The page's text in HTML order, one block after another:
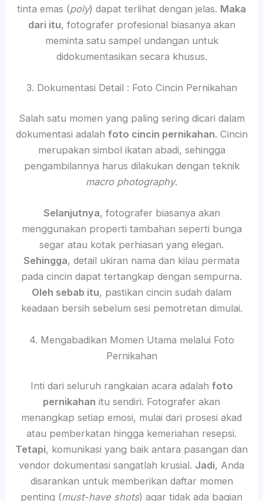
tinta emas (poly) dapat terlihat dengan jelas. Maka
dari itu, fotografer profesional biasanya akan
meminta satu sampel undangan untuk
didokumentasikan secara khusus.
3. Dokumentasi Detail : Foto Cincin Pernikahan
Salah satu momen yang paling sering dicari dalam
dokumentasi adalah foto cincin pernikahan. Cincin
merupakan simbol ikatan abadi, sehingga
pengambilannya harus dilakukan dengan teknik
macro photography.
Selanjutnya, fotografer biasanya akan
menggunakan properti tambahan seperti bunga
segar atau kotak perhiasan yang elegan.
Sehingga, detail ukiran nama dan kilau permata
pada cincin dapat tertangkap dengan sempurna.
Oleh sebab itu, pastikan cincin sudah dalam
keadaan bersih sebelum sesi pemotretan dimulai.
4. Mengabadikan Momen Utama melalui Foto
Pernikahan
Inti dari seluruh rangkaian acara adalah foto
pernikahan itu sendiri. Fotografer akan
menangkap setiap emosi, mulai dari prosesi akad
atau pemberkatan hingga kemeriahan resepsi.
Tetapi, komunikasi yang baik antara pasangan dan
vendor dokumentasi sangatlah krusial. Jadi, Anda
disarankan untuk memberikan daftar momen
penting (must-have shots) agar tidak ada bagian